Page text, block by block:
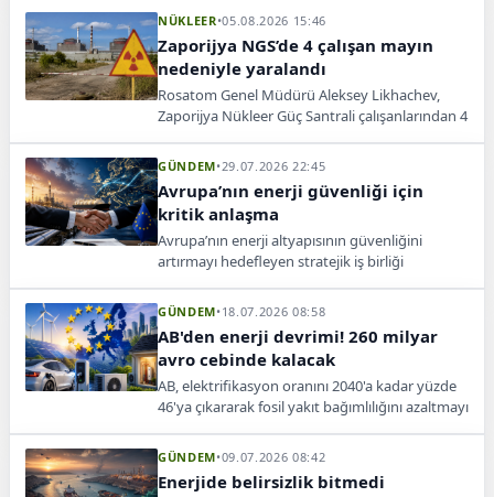
üzerinde baskı oluşturuyor.
NÜKLEER•05.08.2026 15:46
Zaporijya NGS’de 4 çalışan mayın
nedeniyle yaralandı
Rosatom Genel Müdürü Aleksey Likhachev,
Zaporijya Nükleer Güç Santrali çalışanlarından 4
açıkladı.
GÜNDEM•29.07.2026 22:45
Avrupa’nın enerji güvenliği için
kritik anlaşma
Avrupa’nın enerji altyapısının güvenliğini
artırmayı hedefleyen stratejik iş birliği
sistemleri için yeni bir proje başlatıldı.
GÜNDEM•18.07.2026 08:58
AB'den enerji devrimi! 260 milyar
avro cebinde kalacak
AB, elektrifikasyon oranını 2040'a kadar yüzde
46'ya çıkararak fosil yakıt bağımlılığını azaltmayı
hedefliyor.
GÜNDEM•09.07.2026 08:42
Enerjide belirsizlik bitmedi